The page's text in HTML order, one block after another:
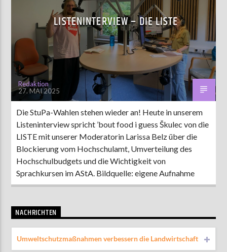
LISTENINTERVIEW – DIE LISTE
Redaktion
27. MAI 2025
Die StuPa-Wahlen stehen wieder an! Heute in unserem
Listeninterview spricht ’bout food i guess Škulec von die
LISTE mit unserer Moderatorin Larissa Belz über die
Blockierung vom Hochschulamt, Umverteilung des
Hochschulbudgets und die Wichtigkeit von
Sprachkursen im AStA. Bildquelle: eigene Aufnahme
NACHRICHTEN
Umweltschutzmaßnahmen verbessern die Landwirtschaft